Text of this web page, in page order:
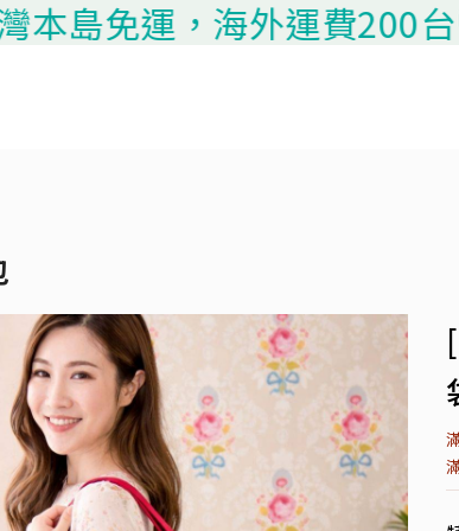
運，海外運費200台幣起